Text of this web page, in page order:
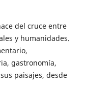
del cruce entre
y humanidades.
gastronomía,
paisajes, desde